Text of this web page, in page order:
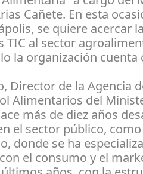
Cañete. En esta
se quiere acercar
TIC al sector
la organización cuenta
Director de la Agencia
Alimentarios del
más de diez años
el sector público,
donde se ha
el consumo y el